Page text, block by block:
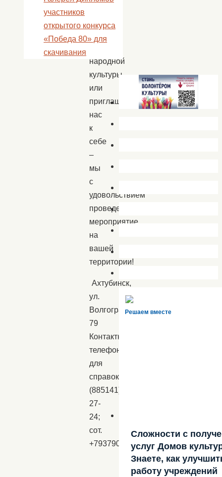
народной
культуры,
или
приглашайте
нас
к
себе
–
мы
с
удовольствием
проведем
мероприятие
на
вашей
территории!
Ахтубинск,
ул.
Волгоградская
79
Контактные
телефоны
для
справок:
(885141)5-
27-
24;
сот.
+79379055005
участников
открытого конкурса
«Победа 80» для
скачивания
Решаем вместе
Сложности с
услуг Домов
Знаете, как
работу учреждений